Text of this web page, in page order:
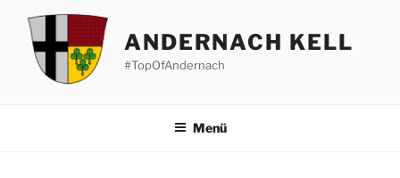
Inhalt
springen
ANDERNACH KELL
#TopOfAndernach
Menü